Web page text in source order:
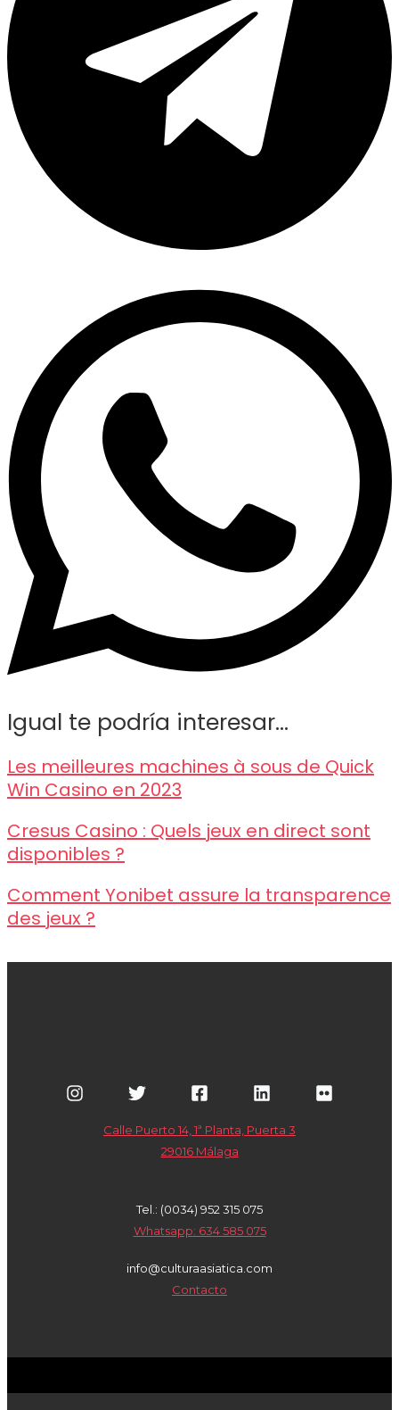
Igual te podría interesar...
Les meilleures machines à sous de Quick
Win Casino en 2023
Cresus Casino : Quels jeux en direct sont
disponibles ?
Comment Yonibet assure la transparence
des jeux ?
Calle Puerto 14, 1ª Planta, Puerta 3
29016 Málaga
Tel.: (0034) 952 315 075
Whatsapp: 634 585 075
info@culturaasiatica.com
Contacto